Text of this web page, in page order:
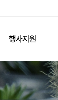
행사지원